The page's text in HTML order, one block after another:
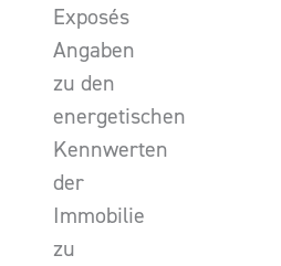
Exposés
Angaben
zu den
energetischen
Kennwerten
der
Immobilie
zu